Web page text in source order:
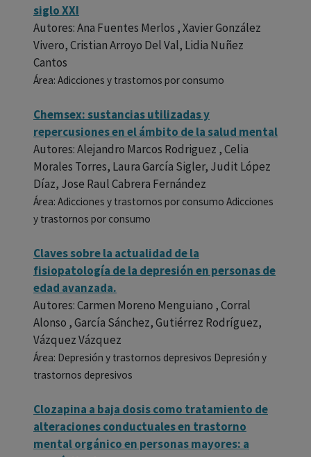
siglo XXI
Autores: Ana Fuentes Merlos , Xavier González
Vivero, Cristian Arroyo Del Val, Lidia Nuñez
Cantos
Área: Adicciones y trastornos por consumo
Chemsex: sustancias utilizadas y
repercusiones en el ámbito de la salud mental
Autores: Alejandro Marcos Rodriguez , Celia
Morales Torres, Laura García Sigler, Judit López
Díaz, Jose Raul Cabrera Fernández
Área: Adicciones y trastornos por consumo Adicciones
y trastornos por consumo
Claves sobre la actualidad de la
fisiopatología de la depresión en personas de
edad avanzada.
Autores: Carmen Moreno Menguiano , Corral
Alonso , García Sánchez, Gutiérrez Rodríguez,
Vázquez Vázquez
Área: Depresión y trastornos depresivos Depresión y
trastornos depresivos
Clozapina a baja dosis como tratamiento de
alteraciones conductuales en trastorno
mental orgánico en personas mayores: a